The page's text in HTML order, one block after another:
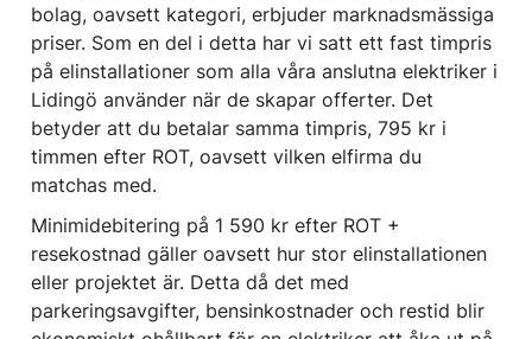
bolag, oavsett kategori, erbjuder marknadsmässiga
priser. Som en del i detta har vi satt ett fast timpris
på elinstallationer som alla våra anslutna elektriker i
Lidingö använder när de skapar offerter. Det
betyder att du betalar samma timpris, 795 kr i
timmen efter ROT, oavsett vilken elfirma du
matchas med.
Minimidebitering på 1 590 kr efter ROT +
resekostnad gäller oavsett hur stor elinstallationen
eller projektet är. Detta då det med
parkeringsavgifter, bensinkostnader och restid blir